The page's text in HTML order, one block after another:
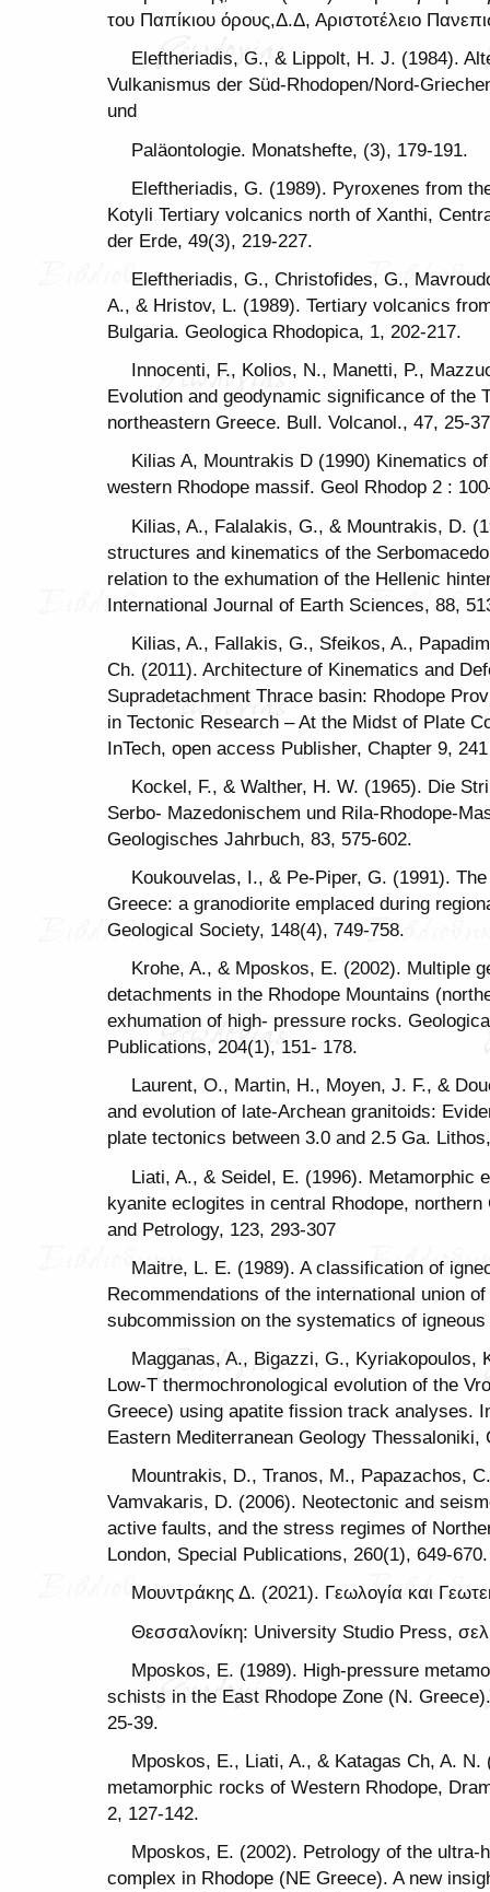
του Παπίκιου όρους,Δ.Δ, Αριστοτέλειο
Eleftheriadis, G., & Lippolt, H. J. (1984).
Vulkanismus der Süd-Rhodopen/Nord-
und
Paläontologie. Monatshefte, (3), 179-191.
Eleftheriadis, G. (1989). Pyroxenes from
Kotyli Tertiary volcanics north of Xanthi,
der Erde, 49(3), 219-227.
Eleftheriadis, G., Christofides, G.,
A., & Hristov, L. (1989). Tertiary volcanics
Bulgaria. Geologica Rhodopica, 1, 202-217.
Innocenti, F., Kolios, N., Manetti, P.,
Evolution and geodynamic significance of the
northeastern Greece. Bull. Volcanol., 47, 25-
Kilias A, Mountrakis D (1990) Kinematics
western Rhodope massif. Geol Rhodop 2 :
Kilias, A., Falalakis, G., & Mountrakis, D.
structures and kinematics of the
relation to the exhumation of the Hellenic
International Journal of Earth Sciences, 88,
Κilias, A., Fallakis, G., Sfeikos, A.,
Ch. (2011). Architecture of Kinematics and
Supradetachment Thrace basin: Rhodope
in Tectonic Research – At the Midst of Plate
InTech, open access Publisher, Chapter 9,
Kockel, F., & Walther, H. W. (1965). Die
Serbo- Mazedonischem und Rila-Rhodope-
Geologisches Jahrbuch, 83, 575-602.
Koukouvelas, I., & Pe-Piper, G. (1991).
Greece: a granodiorite emplaced during
Geological Society, 148(4), 749-758.
Krohe, A., & Mposkos, E. (2002). Multiple
detachments in the Rhodope Mountains
exhumation of high- pressure rocks.
Publications, 204(1), 151- 178.
Laurent, O., Martin, H., Moyen, J. F., &
and evolution of late-Archean granitoids:
plate tectonics between 3.0 and 2.5 Ga.
Liati, A., & Seidel, E. (1996). Metamorphic
kyanite eclogites in central Rhodope,
and Petrology, 123, 293-307
Maitre, L. E. (1989). A classification of
Recommendations of the international union
subcommission on the systematics of
Magganas, A., Bigazzi, G., Kyriakopoulos,
Low-T thermochronological evolution of the
Greece) using apatite fission track analyses.
Eastern Mediterranean Geology Thessaloniki,
Mountrakis, D., Tranos, M., Papazachos,
Vamvakaris, D. (2006). Neotectonic and
active faults, and the stress regimes of
London, Special Publications, 260(1), 649-670.
Μουντράκης Δ. (2021). Γεωλογία και
Θεσσαλονίκη: University Studio Press,
Mposkos, E. (1989). High-pressure
schists in the East Rhodope Zone (N.
25-39.
Mposkos, E., Liati, A., & Katagas Ch, A. N.
metamorphic rocks of Western Rhodope,
2, 127-142.
Mposkos, E. (2002). Petrology of the ultra-
complex in Rhodope (NE Greece). A new